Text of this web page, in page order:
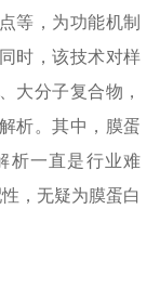
等，为功能机制
时，该技术对样
大分子复合物，
析。其中，膜蛋
析一直是行业难
，无疑为膜蛋白